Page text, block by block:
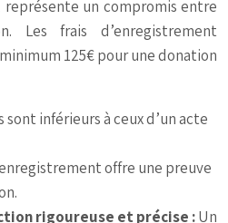
un compromis entre
Les frais d’enregistrement
125€ pour une donation
sont inférieurs à ceux d’un acte
offre une preuve
rigoureuse et précise :Un